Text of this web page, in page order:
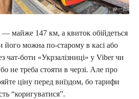
— майже 147 км, а квиток обійдеться
його можна по-старому в касі або
чат-боти «Укрзалізниці» у Viber чи
не треба стояти в черзі. Але про
ціну перед виїздом, бо тарифи
“коригуватися”.